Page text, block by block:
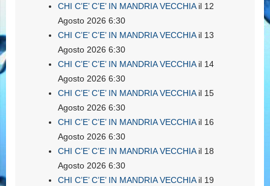
CHI C’E’ C’E’ IN MANDRIA VECCHIAil 12
Agosto 2026 6:30
CHI C’E’ C’E’ IN MANDRIA VECCHIAil 13
Agosto 2026 6:30
CHI C’E’ C’E’ IN MANDRIA VECCHIAil 14
Agosto 2026 6:30
CHI C’E’ C’E’ IN MANDRIA VECCHIAil 15
Agosto 2026 6:30
CHI C’E’ C’E’ IN MANDRIA VECCHIAil 16
Agosto 2026 6:30
CHI C’E’ C’E’ IN MANDRIA VECCHIAil 18
Agosto 2026 6:30
CHI C’E’ C’E’ IN MANDRIA VECCHIAil 19